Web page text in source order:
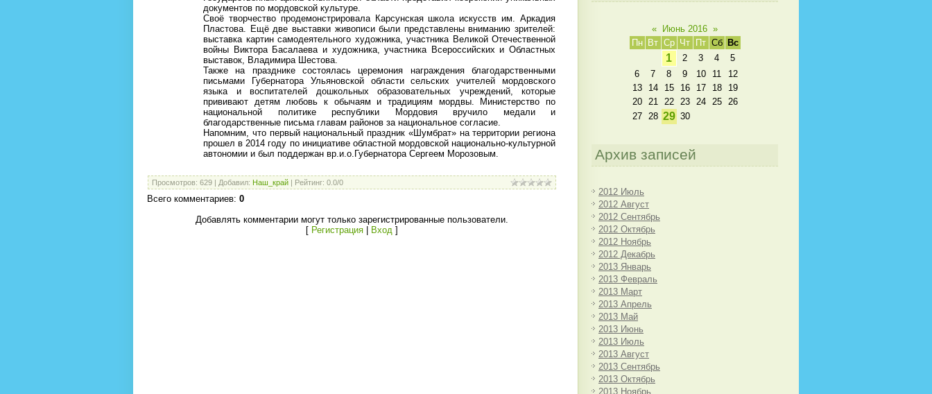
документов по мордовской культуре.
Своё творчество продемонстрировала Карсунская школа искусств им. Аркадия
Пластова. Ещё две выставки живописи были представлены вниманию зрителей:
выставка картин самодеятельного художника, участника Великой Отечественной
войны Виктора Басалаева и художника, участника Всероссийских и Областных
выставок, Владимира Шестова.
Также на празднике состоялась церемония награждения благодарственными
письмами Губернатора Ульяновской области сельских учителей мордовского
языка и воспитателей дошкольных образовательных учреждений, которые
прививают детям любовь к обычаям и традициям мордвы. Министерство по
национальной политике республики Мордовия вручило медали и
благодарственные письма главам районов за национальное согласие.
Напомним, что первый национальный праздник «Шумбрат» на территории региона
прошел в 2014 году по инициативе областной мордовской национально-культурной
автономии и был поддержан вр.и.о.Губернатора Сергеем Морозовым.
Просмотров: 629 Добавил: Наш_край Рейтинг: 0.0/0
Всего комментариев: 0
Добавлять комментарии могут только зарегистрированные пользователи.
[ Регистрация Вход ]
« Июнь 2016 »
Пн
Вт Ср Чт Пт Сб Вс
1 2 3 4
5
6
7 8 9 10 11
12
13
14 15 16 17 18
19
20
21 22 23 24 25
26
27
28 29 30
Архив записей
2012 Июль
2012 Август
2012 Сентябрь
2012 Октябрь
2012 Ноябрь
2012 Декабрь
2013 Январь
2013 Февраль
2013 Март
2013 Апрель
2013 Май
2013 Июнь
2013 Июль
2013 Август
2013 Сентябрь
2013 Октябрь
2013 Ноябрь